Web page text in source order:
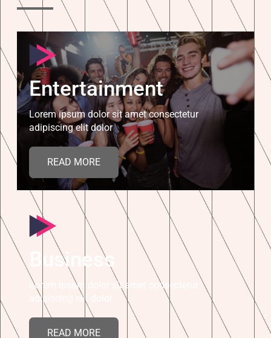
Entertainment
Lorem ipsum dolor sit amet consectetur
adipiscing elit dolor
READ MORE
Business
Lorem ipsum dolor sit amet consectetur
adipiscing elit dolor
READ MORE